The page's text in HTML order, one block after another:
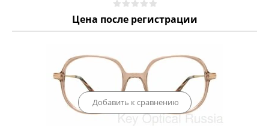
Цена после регистрации
Добавить к сравнению